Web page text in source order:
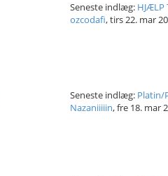
Seneste indlæg: HJÆLP
ozcodafi,tirs 22. mar
Seneste indlæg: Platin/
Nazaniiiiin,fre 18. mar